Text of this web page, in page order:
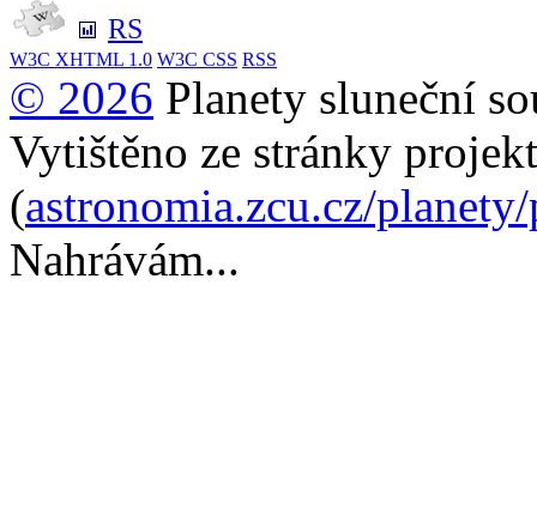
RS
W3C XHTML 1.0 W3C CSS RSS
© 2026 Planety sluneční
Vytištěno ze stránky
(astronomia.zcu.cz/
Nahrávám...